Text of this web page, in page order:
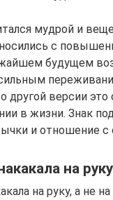
мудрой и
с
будущем
версии это
в жизни. Знак
и отношение
на руку
на руку, а не